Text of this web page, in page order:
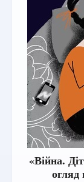
«Війна.
огляд